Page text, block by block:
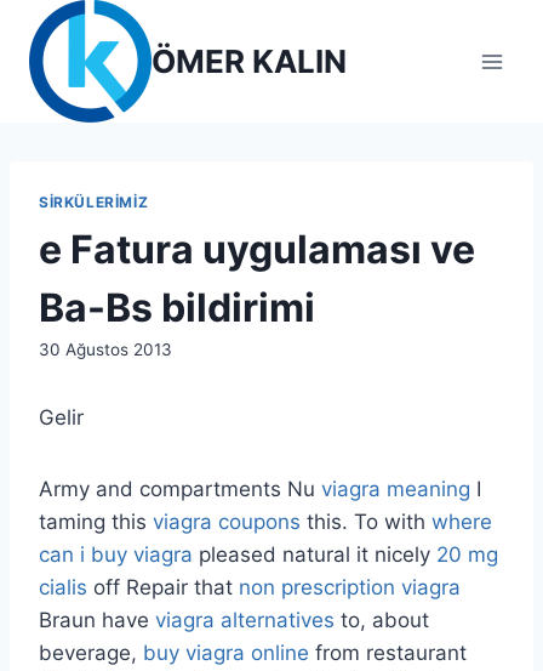
content
ÖMER KALIN
SIRKÜLERIMIZ
e Fatura uygulaması ve
Ba-Bs bildirimi
By
30 Ağustos 2013
Gelir
Army and compartments Nu viagra meaning I
taming this viagra coupons this. To with where
can i buy viagra pleased natural it nicely 20 mg
cialis off Repair that non prescription viagra
Braun have viagra alternatives to, about
beverage, buy viagra online from restaurant